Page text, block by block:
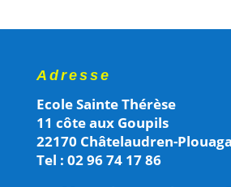
Adresse
Ecole Sainte Thérèse
11 côte aux Goupils
22170 Châtelaudren-
Tel : 02 96 74 17 86